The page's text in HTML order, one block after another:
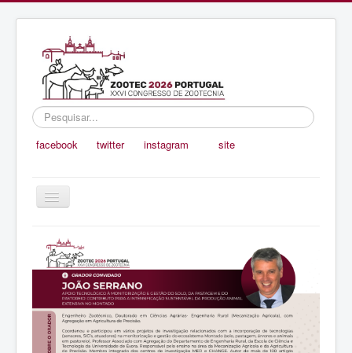
Pesquisar...
facebook twitter instagram site
Ativar/Desativar
Inicio
Organização
Programa e Oradores
Submissão de Trabalhos
Prémios